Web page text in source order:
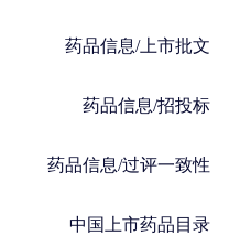
药品信息/上市批文
药品信息/招投标
药品信息/过评一致性
中国上市药品目录